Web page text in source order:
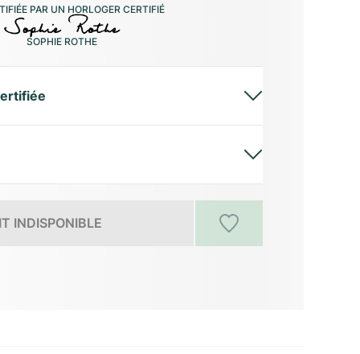
PAR UN HORLOGER CERTIFIÉ
SOPHIE ROTHE
INDISPONIBLE